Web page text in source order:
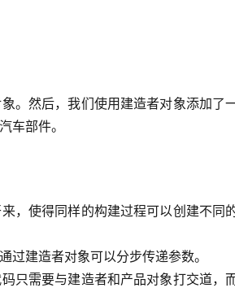
。然后，我们使用建造者对象添加了
车部件。
，使得同样的构建过程可以创建不同
过建造者对象可以分步传递参数。
只需要与建造者和产品对象打交道，